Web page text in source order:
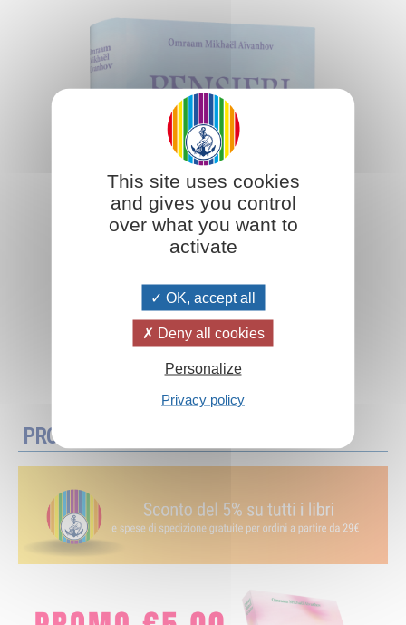
Aggiungi al carrello
PROMOZIONI
This site uses cookies
and gives you control
over what you want to
activate
OK, accept all
Deny all cookies
Personalize
Privacy policy